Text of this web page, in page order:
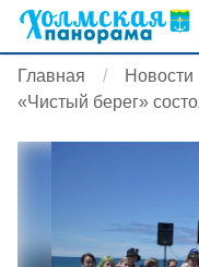
Главная Новости
«Чистый берег»